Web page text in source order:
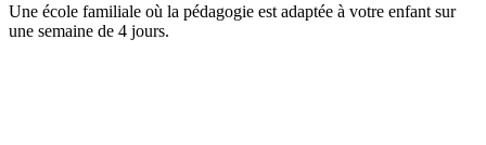
Une école familiale où la pédagogie est adaptée à votre enfant sur
une semaine de 4 jours.